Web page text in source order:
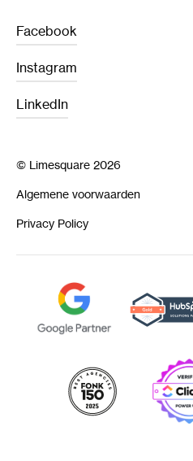
Facebook
Instagram
LinkedIn
© Limesquare 2026
Algemene voorwaarden
Privacy Policy